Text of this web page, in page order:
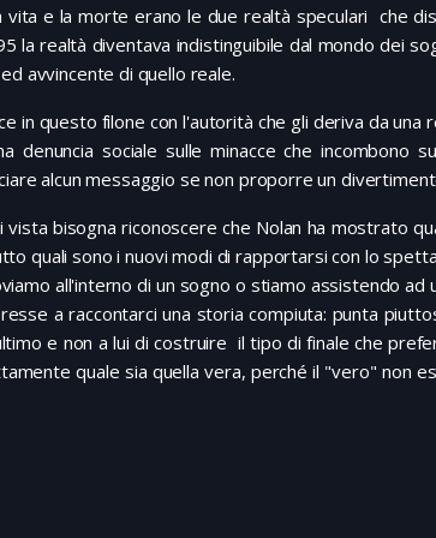
vita e la morte erano le due realtà speculari che
la realtà diventava indistinguibile dal mondo dei
avvincente di quello reale.
in questo filone con l'autorità che gli deriva da una
denuncia sociale sulle minacce che incombono
alcun messaggio se non proporre un
vista bisogna riconoscere che Nolan ha mostrato
quali sono i nuovi modi di rapportarsi con lo
all'interno di un sogno o stiamo assistendo
a raccontarci una storia compiuta: punta
e non a lui di costruire il tipo di finale che
quale sia quella vera, perché il "vero" non